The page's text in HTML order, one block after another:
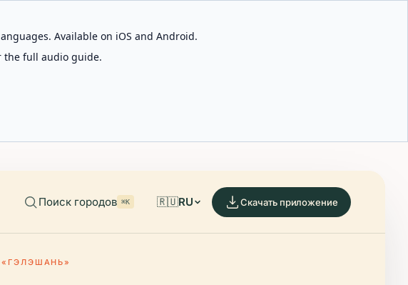
Available on iOS and Android.
the full audio guide.
Поиск городов ⌘K 🇷🇺RU Скачать приложение